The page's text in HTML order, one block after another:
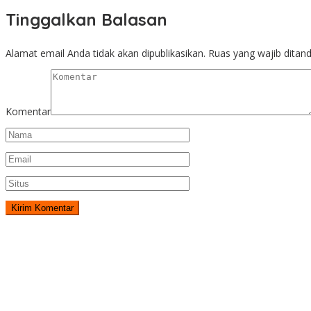
Tinggalkan Balasan
Alamat email Anda tidak akan dipublikasikan. Ruas yang wajib
Komentar